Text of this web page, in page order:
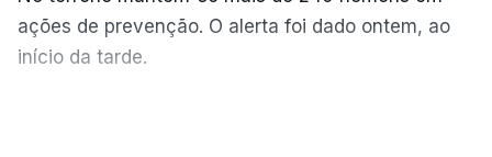
ações de prevenção. O alerta foi dado ontem, ao
início da tarde.